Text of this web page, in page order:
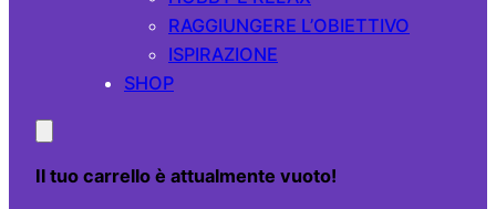
RAGGIUNGERE L’OBIETTIVO
ISPIRAZIONE
SHOP
Il tuo carrello è attualmente vuoto!